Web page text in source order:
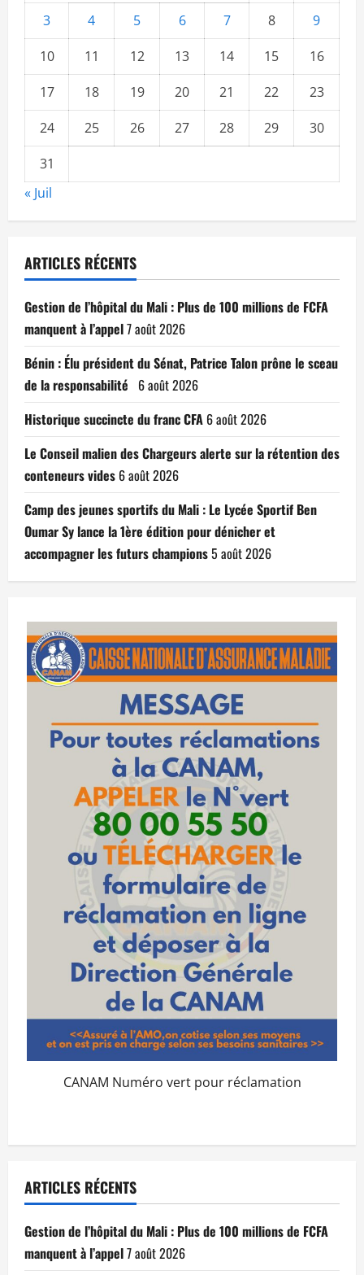
3
4 5 6 7 8
9
10
11 12 13 14 15
16
17
18 19 20 21 22
23
24
25 26 27 28 29
30
31
« Juil
ARTICLES RÉCENTS
Gestion de l’hôpital du Mali : Plus de 100 millions de FCFA
manquent à l’appel7 août 2026
Bénin : Élu président du Sénat, Patrice Talon prône le sceau
de la responsabilité 6 août 2026
Historique succincte du franc CFA 6 août 2026
Le Conseil malien des Chargeurs alerte sur la rétention des
conteneurs vides 6 août 2026
Camp des jeunes sportifs du Mali : Le Lycée Sportif Ben
Oumar Sy lance la 1ère édition pour dénicher et
accompagner les futurs champions5 août 2026
CANAM Numéro vert pour réclamation
ARTICLES RÉCENTS
Gestion de l’hôpital du Mali : Plus de 100 millions de FCFA
manquent à l’appel7 août 2026